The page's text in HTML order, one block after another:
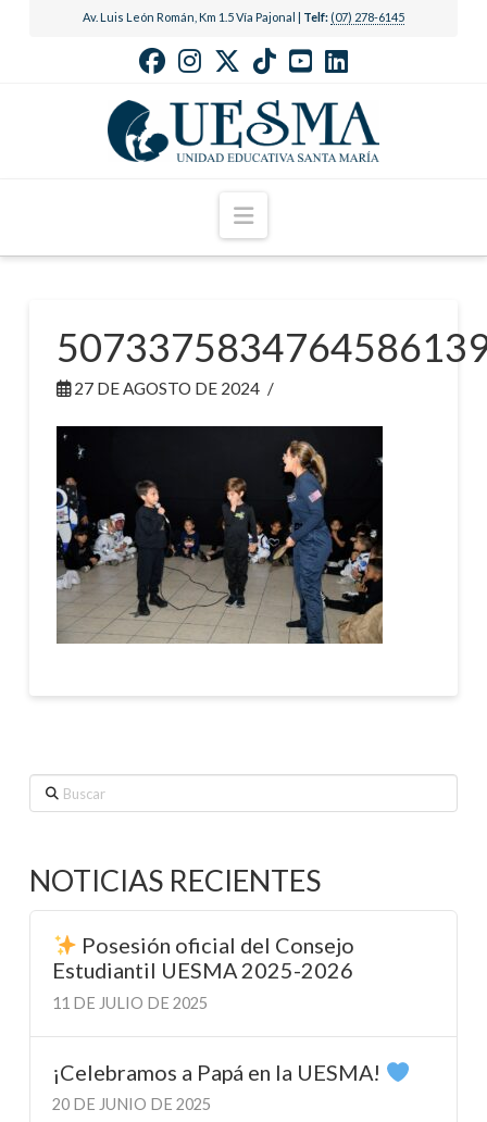
Av. Luis León Román, Km 1.5 Vía Pajonal | Telf: (07) 278-6145
Navigation
27 DE AGOSTO DE 2024
Buscar
NOTICIAS RECIENTES
Posesión oficial del Consejo
Estudiantil UESMA 2025-2026
11 DE JULIO DE 2025
¡Celebramos a Papá en la UESMA!
20 DE JUNIO DE 2025